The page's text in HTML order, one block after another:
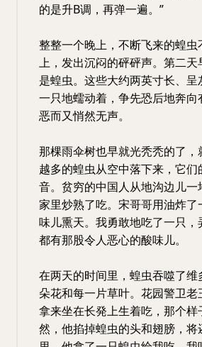
的是升B调，再弹一遍。”
整整一个晚上，不断飞来的蝗
上，发出沉闷的砰砰声。第二
是蝗虫。这些大约两英寸长、
一只地蠕动着，争先恐后地奔
恶而又悄然无声。
那棵雨伞树也早就光秃秃的了
越多的蝗虫从空中落下来，它
音。贫穷的中国人从地沟边儿
家里炒熟了吃。宋哥哥用油炸
味儿熏天。我勇敢地吃了一只
都有那股令人恶心的酸味儿。
在两天的时间里，蝗虫吞噬了
朵花和每一片草叶。花园警卫
拿来坐在长発上生着吃，那个
然，他掐掉蝗虫的头和翅膀，